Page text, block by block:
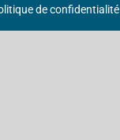
de confidentialité